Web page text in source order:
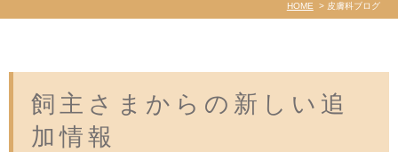
HOME 皮膚科ブログ
飼主さまからの新しい追
加情報